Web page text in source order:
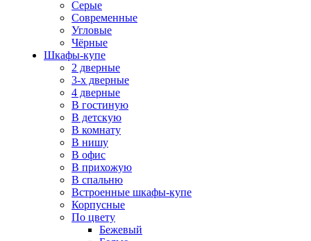
Серые
Современные
Угловые
Чёрные
Шкафы-купе
2 дверные
3-х дверные
4 дверные
В гостиную
В детскую
В комнату
В нишу
В офис
В прихожую
В спальню
Встроенные шкафы-купе
Корпусные
По цвету
Бежевый